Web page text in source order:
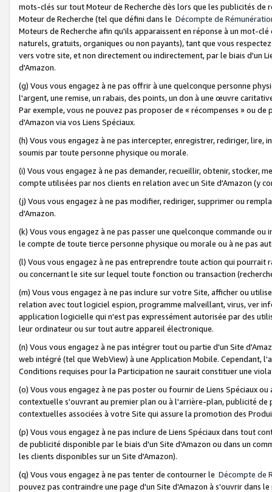
mots-clés sur tout Moteur de Recherche dès lors que les publicités de
Moteur de Recherche (tel que défini dans le Décompte de
Moteurs de Recherche afin qu'ils apparaissent en réponse à un mot-
naturels, gratuits, organiques ou non payants), tant que vous
vers votre site, et non directement ou indirectement, par le biais d'un
d'Amazon.
(g) Vous vous engagez à ne pas offrir à une quelconque personne
l'argent, une remise, un rabais, des points, un don à une œuvre
Par exemple, vous ne pouvez pas proposer de « récompenses » ou
d'Amazon via vos Liens Spéciaux.
(h) Vous vous engagez à ne pas intercepter, enregistrer, rediriger,
soumis par toute personne physique ou morale.
(i) Vous vous engagez à ne pas demander, recueillir, obtenir, stocker,
compte utilisées par nos clients en relation avec un Site d'Amazon (y
(j) Vous vous engagez à ne pas modifier, rediriger, supprimer ou
d'Amazon.
(k) Vous vous engagez à ne pas passer une quelconque commande
le compte de toute tierce personne physique ou morale ou à ne pas
(l) Vous vous engagez à ne pas entreprendre toute action qui
ou concernant le site sur lequel toute fonction ou transaction
(m) Vous vous engagez à ne pas inclure sur votre Site, afficher ou
relation avec tout logiciel espion, programme malveillant, virus, ver
application logicielle qui n'est pas expressément autorisée par des
leur ordinateur ou sur tout autre appareil électronique.
(n) Vous vous engagez à ne pas intégrer tout ou partie d'un Site
web intégré (tel que WebView) à une Application Mobile. Cependant,
Conditions requises pour la Participation ne saurait constituer une
(o) Vous vous engagez à ne pas poster ou fournir de Liens Spéciaux
contextuelle s'ouvrant au premier plan ou à l'arrière-plan, publicité
contextuelles associées à votre Site qui assure la promotion des
(p) Vous vous engagez à ne pas inclure de Liens Spéciaux dans tout
de publicité disponible par le biais d'un Site d'Amazon ou dans un
les clients disponibles sur un Site d'Amazon).
(q) Vous vous engagez à ne pas tenter de contourner le Décompte de
pouvez pas contraindre une page d'un Site d'Amazon à s'ouvrir dans